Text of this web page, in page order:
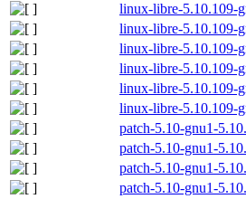
linux-libre-5.10.109-
linux-libre-5.10.109-
linux-libre-5.10.109-
linux-libre-5.10.109-
linux-libre-5.10.109-
linux-libre-5.10.109-
patch-5.10-gnu1-
patch-5.10-gnu1-
patch-5.10-gnu1-
patch-5.10-gnu1-